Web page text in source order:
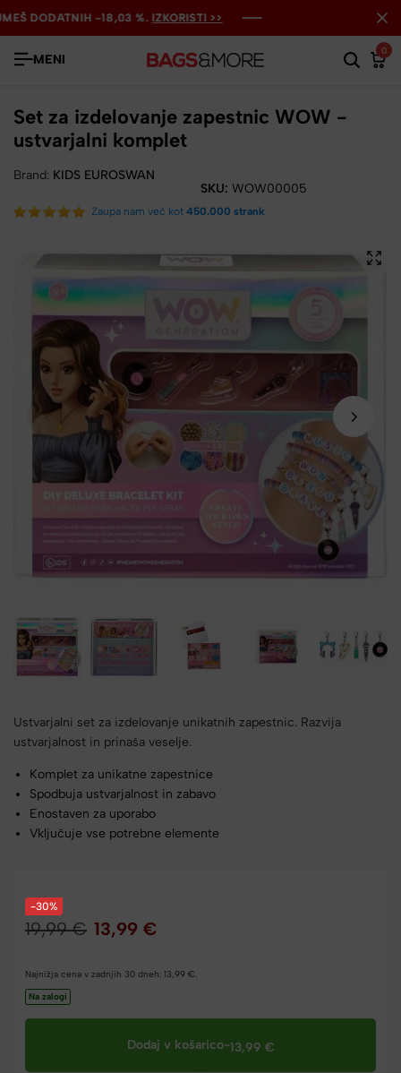
DODATNIH -18,03 %. IZKORISTI >>
DODATNIH -18,03 %. IZKORISTI >>
DODATNIH -18,03 %. IZKORISTI >>
MENI
0
Set za izdelovanje zapestnic WOW -
ustvarjalni komplet
Brand: KIDS EUROSWAN
SKU: WOW00005
Zaupa nam več kot 450.000 strank
Ustvarjalni set za izdelovanje unikatnih zapestnic. Razvija
ustvarjalnost in prinaša veselje.
Komplet za unikatne zapestnice
Spodbuja ustvarjalnost in zabavo
Enostaven za uporabo
Vključuje vse potrebne elemente
-30%
19,99€ 13,99 €
Najnižja cena v zadnjih 30 dneh: 13,99 €
Na zalogi
Dodaj v košarico-13,99 €